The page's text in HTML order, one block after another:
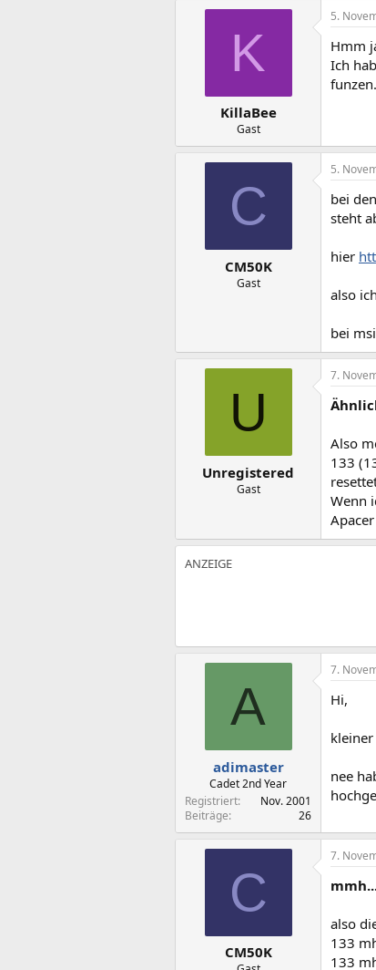
K
KillaBee
Gast
5.
Hmm
Ich
C
CM50K
Gast
5.
bei
steht
hier
also
bei
U
Unregistered
Gast
7.
Also
133
Wenn
A
adimaster
Cadet 2nd Year
Registriert
Nov. 2001
Beiträge
26
7.
Hi,
nee
C
CM50K
7.
also
133
133